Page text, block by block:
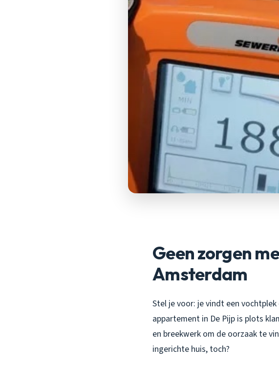
Geen zorgen
Amsterdam
Stel je voor: je vindt een
appartement in De Pijp is plots
en breekwerk om de oorzaak te
ingerichte huis, toch?